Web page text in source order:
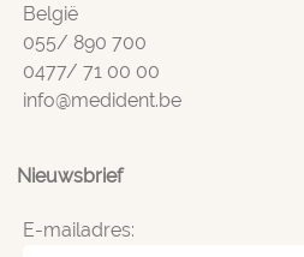
België
055/ 890 700
0477/ 71 00 00
info@medident.be
Nieuwsbrief
E-mailadres: